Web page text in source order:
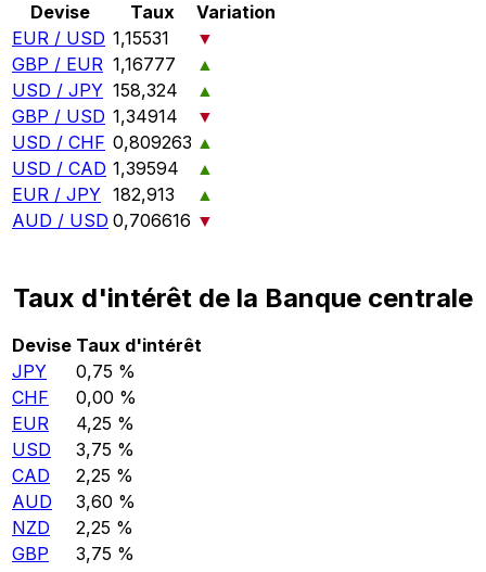
Devise Taux
Variation
EUR / USD 1,15531
▼
GBP / EUR 1,16777
▲
USD / JPY 158,324
▲
GBP / USD 1,34914
▼
USD / CHF 0,809263 ▲
USD / CAD 1,39594
▲
EUR / JPY 182,913
▲
AUD / USD 0,706616 ▼
Taux d'intérêt de la Banque centrale
Devise Taux d'intérêt
JPY
0,75 %
CHF
0,00 %
EUR
4,25 %
USD
3,75 %
CAD
2,25 %
AUD
3,60 %
NZD
2,25 %
GBP
3,75 %